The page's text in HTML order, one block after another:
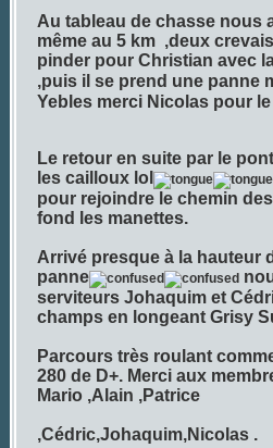
Au tableau de chasse nous
même au 5 km ,deux
pinder pour Christian avec
,puis il se prend une panne
Yebles merci Nicolas pour
Le retour en suite par le
les cailloux lol
pour rejoindre le chemin
fond les manettes.
Arrivé presque à la hauteur
panne
serviteurs Johaquim et
champs en longeant Grisy
Parcours très roulant
280 de D+. Merci aux
Mario ,Alain ,Patrice
,Cédric,Johaquim,Nicolas .